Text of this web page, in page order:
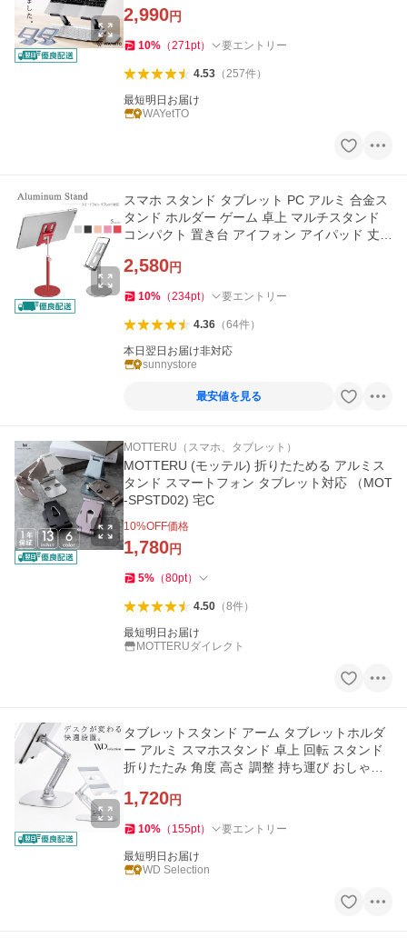
2,990円
10% （271pt） 要エントリー
4.53（257件）
最短明日お届け
WAYetTO
スマホ スタンド タブレット PC アルミ 合金ス
タンド ホルダー ゲーム 卓上 マルチスタンド
コンパクト 置き台 アイフォン アイパッド 丈夫
2,580円
10% （234pt） 要エントリー
4.36（64件）
本日翌日お届け非対応
sunnystore
最安値を見る
MOTTERU（スマホ、タブレット）
MOTTERU (モッテル) 折りたためる アルミス
タンド スマートフォン タブレット対応 （MOT
-SPSTD02) 宅C
10%OFF価格
1,780円
5% （80pt）
4.50（8件）
最短明日お届け
MOTTERUダイレクト
タブレットスタンド アーム タブレットホルダ
ー アルミ スマホスタンド 卓上 回転 スタンド
折りたたみ 角度 高さ 調整 持ち運び おしゃれ
1,720円
10% （ 155pt） 要エントリー
最短明日お届け
WD Selection